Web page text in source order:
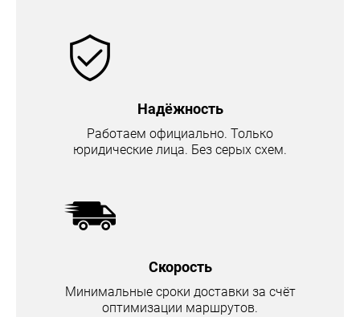
Надёжность
Работаем официально. Только
юридические лица. Без серых схем.
Скорость
Минимальные сроки доставки за счёт
оптимизации маршрутов.